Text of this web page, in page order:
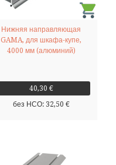
Нижняя направляющая
GAMA, для шкафа-купе,
4000 мм (алюминий)
40,30 €
без НСО: 32,50 €